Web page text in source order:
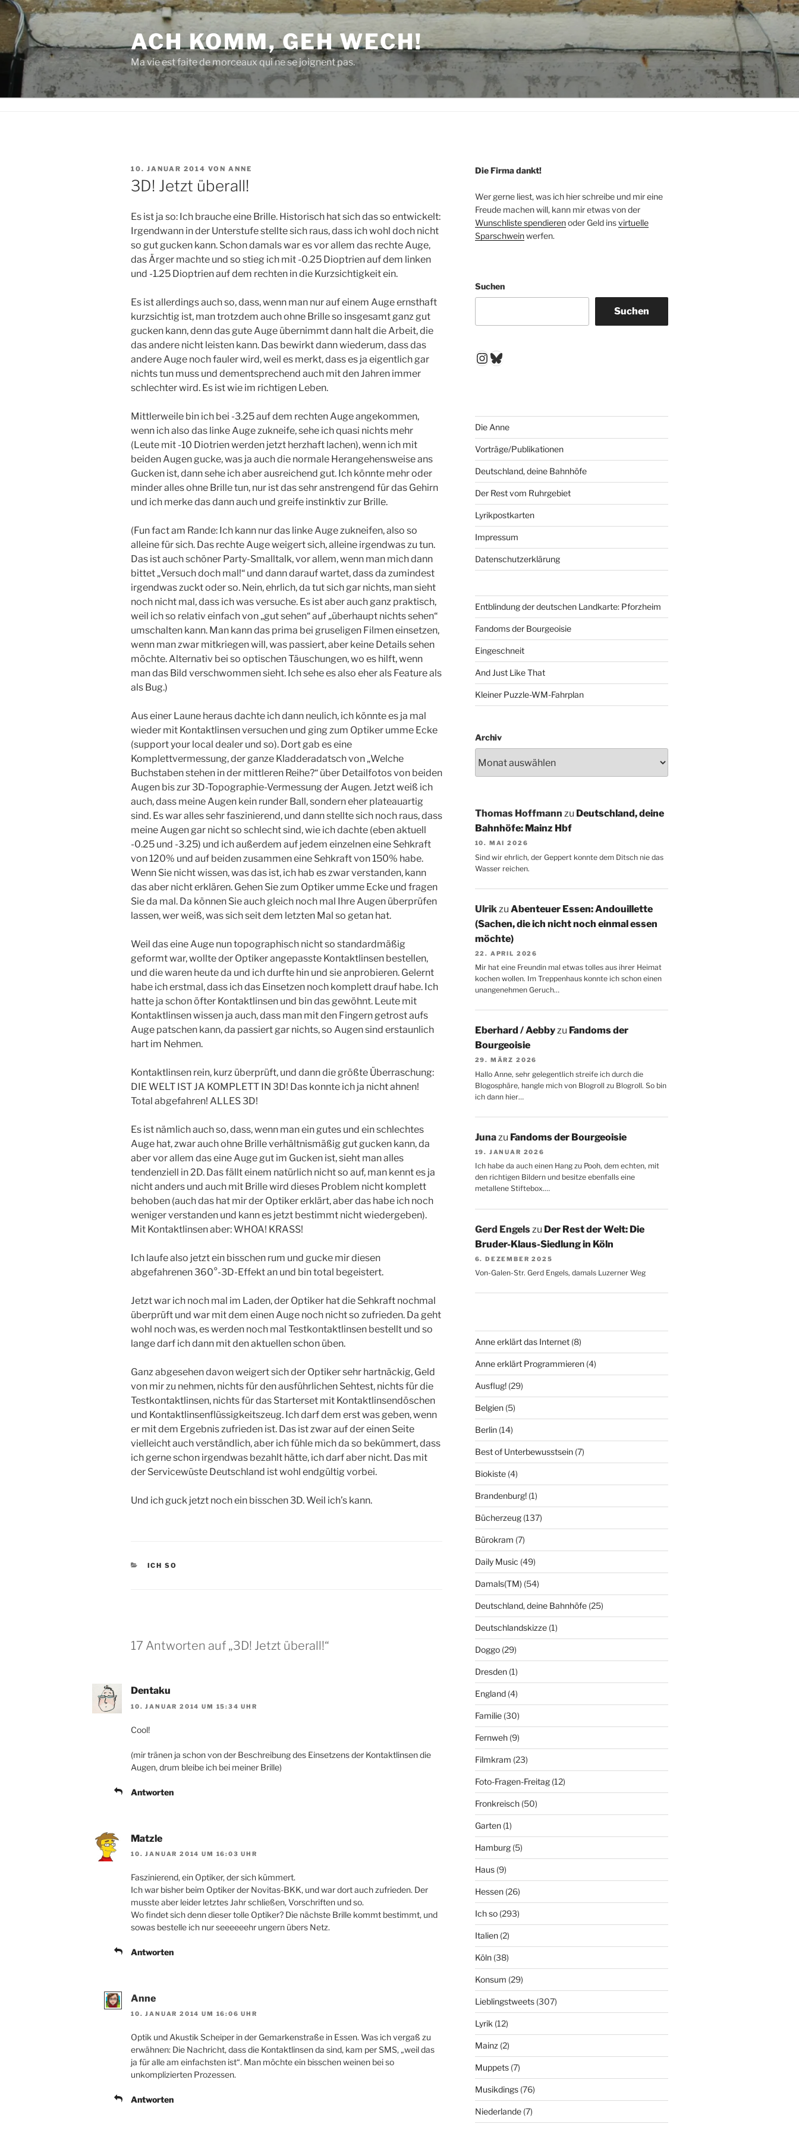
Zum
Inhalt
springen
ACH KOMM, GEH WECH!
Ma vie est faite de morceaux qui ne se joignent pas.
VERÖFFENTLICHT
AM
10. JANUAR 2014 VON ANNE
3D! Jetzt überall!
Es ist ja so: Ich brauche eine Brille. Historisch hat sich das so entwickelt:
Irgendwann in der Unterstufe stellte sich raus, dass ich wohl doch nicht
so gut gucken kann. Schon damals war es vor allem das rechte Auge,
das Ärger machte und so stieg ich mit -0.25 Dioptrien auf dem linken
und -1.25 Dioptrien auf dem rechten in die Kurzsichtigkeit ein.
Es ist allerdings auch so, dass, wenn man nur auf einem Auge ernsthaft
kurzsichtig ist, man trotzdem auch ohne Brille so insgesamt ganz gut
gucken kann, denn das gute Auge übernimmt dann halt die Arbeit, die
das andere nicht leisten kann. Das bewirkt dann wiederum, dass das
andere Auge noch fauler wird, weil es merkt, dass es ja eigentlich gar
nichts tun muss und dementsprechend auch mit den Jahren immer
schlechter wird. Es ist wie im richtigen Leben.
Mittlerweile bin ich bei -3.25 auf dem rechten Auge angekommen,
wenn ich also das linke Auge zukneife, sehe ich quasi nichts mehr
(Leute mit -10 Diotrien werden jetzt herzhaft lachen), wenn ich mit
beiden Augen gucke, was ja auch die normale Herangehensweise ans
Gucken ist, dann sehe ich aber ausreichend gut. Ich könnte mehr oder
minder alles ohne Brille tun, nur ist das sehr anstrengend für das Gehirn
und ich merke das dann auch und greife instinktiv zur Brille.
(Fun fact am Rande: Ich kann nur das linke Auge zukneifen, also so
alleine für sich. Das rechte Auge weigert sich, alleine irgendwas zu tun.
Das ist auch schöner Party-Smalltalk, vor allem, wenn man mich dann
bittet „Versuch doch mal!“ und dann darauf wartet, dass da zumindest
irgendwas zuckt oder so. Nein, ehrlich, da tut sich gar nichts, man sieht
noch nicht mal, dass ich was versuche. Es ist aber auch ganz praktisch,
weil ich so relativ einfach von „gut sehen“ auf „überhaupt nichts sehen“
umschalten kann. Man kann das prima bei gruseligen Filmen einsetzen,
wenn man zwar mitkriegen will, was passiert, aber keine Details sehen
möchte. Alternativ bei so optischen Täuschungen, wo es hilft, wenn
man das Bild verschwommen sieht. Ich sehe es also eher als Feature als
als Bug.)
Aus einer Laune heraus dachte ich dann neulich, ich könnte es ja mal
wieder mit Kontaktlinsen versuchen und ging zum Optiker umme Ecke
(support your local dealer und so). Dort gab es eine
Komplettvermessung, der ganze Kladderadatsch von „Welche
Buchstaben stehen in der mittleren Reihe?“ über Detailfotos von beiden
Augen bis zur 3D-Topographie-Vermessung der Augen. Jetzt weiß ich
auch, dass meine Augen kein runder Ball, sondern eher plateauartig
sind. Es war alles sehr faszinierend, und dann stellte sich noch raus, dass
meine Augen gar nicht so schlecht sind, wie ich dachte (eben aktuell
-0.25 und -3.25) und ich außerdem auf jedem einzelnen eine Sehkraft
von 120% und auf beiden zusammen eine Sehkraft von 150% habe.
Wenn Sie nicht wissen, was das ist, ich hab es zwar verstanden, kann
das aber nicht erklären. Gehen Sie zum Optiker umme Ecke und fragen
Sie da mal. Da können Sie auch gleich noch mal Ihre Augen überprüfen
lassen, wer weiß, was sich seit dem letzten Mal so getan hat.
Weil das eine Auge nun topographisch nicht so standardmäßig
geformt war, wollte der Optiker angepasste Kontaktlinsen bestellen,
und die waren heute da und ich durfte hin und sie anprobieren. Gelernt
habe ich erstmal, dass ich das Einsetzen noch komplett drauf habe. Ich
hatte ja schon öfter Kontaktlinsen und bin das gewöhnt. Leute mit
Kontaktlinsen wissen ja auch, dass man mit den Fingern getrost aufs
Auge patschen kann, da passiert gar nichts, so Augen sind erstaunlich
hart im Nehmen.
Kontaktlinsen rein, kurz überprüft, und dann die größte Überraschung:
DIE WELT IST JA KOMPLETT IN 3D! Das konnte ich ja nicht ahnen!
Total abgefahren! ALLES 3D!
Es ist nämlich auch so, dass, wenn man ein gutes und ein schlechtes
Auge hat, zwar auch ohne Brille verhältnismäßig gut gucken kann, da
aber vor allem das eine Auge gut im Gucken ist, sieht man alles
tendenziell in 2D. Das fällt einem natürlich nicht so auf, man kennt es ja
nicht anders und auch mit Brille wird dieses Problem nicht komplett
behoben (auch das hat mir der Optiker erklärt, aber das habe ich noch
weniger verstanden und kann es jetzt bestimmt nicht wiedergeben).
Mit Kontaktlinsen aber: WHOA! KRASS!
Ich laufe also jetzt ein bisschen rum und gucke mir diesen
abgefahrenen 360°-3D-Effekt an und bin total begeistert.
Jetzt war ich noch mal im Laden, der Optiker hat die Sehkraft nochmal
überprüft und war mit dem einen Auge noch nicht so zufrieden. Da geht
wohl noch was, es werden noch mal Testkontaktlinsen bestellt und so
lange darf ich dann mit den aktuellen schon üben.
Ganz abgesehen davon weigert sich der Optiker sehr hartnäckig, Geld
von mir zu nehmen, nichts für den ausführlichen Sehtest, nichts für die
Testkontaktlinsen, nichts für das Starterset mit Kontaktlinsendöschen
und Kontaktlinsenflüssigkeitszeug. Ich darf dem erst was geben, wenn
er mit dem Ergebnis zufrieden ist. Das ist zwar auf der einen Seite
vielleicht auch verständlich, aber ich fühle mich da so bekümmert, dass
ich gerne schon irgendwas bezahlt hätte, ich darf aber nicht. Das mit
der Servicewüste Deutschland ist wohl endgültig vorbei.
Und ich guck jetzt noch ein bisschen 3D. Weil ich’s kann.
KATEGORIEN
ICH SO
17 Antworten auf „3D! Jetzt überall!“
Dentaku
10. JANUAR 2014 UM 15:34 UHR
Cool!
(mir tränen ja schon von der Beschreibung des Einsetzens der Kontaktlinsen die
Augen, drum bleibe ich bei meiner Brille)
Antworten
Matzle
10. JANUAR 2014 UM 16:03 UHR
Faszinierend, ein Optiker, der sich kümmert.
Ich war bisher beim Optiker der Novitas-BKK, und war dort auch zufrieden. Der
musste aber leider letztes Jahr schließen, Vorschriften und so.
Wo findet sich denn dieser tolle Optiker? Die nächste Brille kommt bestimmt, und
sowas bestelle ich nur seeeeeehr ungern übers Netz.
Antworten
Anne
10. JANUAR 2014 UM 16:06 UHR
Optik und Akustik Scheiper in der Gemarkenstraße in Essen. Was ich vergaß zu
erwähnen: Die Nachricht, dass die Kontaktlinsen da sind, kam per SMS, „weil das
ja für alle am einfachsten ist“. Man möchte ein bisschen weinen bei so
unkomplizierten Prozessen.
Antworten
Die Firma dankt!
Wer gerne liest, was ich hier schreibe und mir eine
Freude machen will, kann mir etwas von der
Wunschliste spendierenoder Geld insvirtuelle
Sparschweinwerfen.
Suchen
Suchen
Instagram
Bluesky
Die Anne
Vorträge/Publikationen
Deutschland, deine Bahnhöfe
Der Rest vom Ruhrgebiet
Lyrikpostkarten
Impressum
Datenschutzerklärung
Entblindung der deutschen Landkarte: Pforzheim
Fandoms der Bourgeoisie
Eingeschneit
And Just Like That
Kleiner Puzzle-WM-Fahrplan
Archiv
Thomas Hoffmann zu Deutschland, deine
Bahnhöfe: Mainz Hbf
10. MAI 2026
Sind wir ehrlich, der Geppert konnte dem Ditsch nie das
Wasser reichen.
Ulrikzu Abenteuer Essen: Andouillette
(Sachen, die ich nicht noch einmal essen
möchte)
22. APRIL 2026
Mir hat eine Freundin mal etwas tolles aus ihrer Heimat
kochen wollen. Im Treppenhaus konnte ich schon einen
unangenehmen Geruch…
Eberhard / Aebbyzu Fandoms der
Bourgeoisie
29. MÄRZ 2026
Hallo Anne, sehr gelegentlich streife ich durch die
Blogosphäre, hangle mich von Blogroll zu Blogroll. So bin
ich dann hier…
Junazu Fandoms der Bourgeoisie
19. JANUAR 2026
Ich habe da auch einen Hang zu Pooh, dem echten, mit
den richtigen Bildern und besitze ebenfalls eine
metallene Stiftebox.…
Gerd Engelszu Der Rest der Welt: Die
Bruder-Klaus-Siedlung in Köln
6. DEZEMBER 2025
Von-Galen-Str. Gerd Engels, damals Luzerner Weg
Anne erklärt das Internet(8)
Anne erklärt Programmieren(4)
Ausflug!(29)
Belgien(5)
Berlin(14)
Best of Unterbewusstsein(7)
Biokiste(4)
Brandenburg!(1)
Bücherzeug(137)
Bürokram (7)
Daily Music (49)
Damals(TM) (54)
Deutschland, deine Bahnhöfe(25)
Deutschlandskizze(1)
Doggo(29)
Dresden(1)
England(4)
Familie(30)
Fernweh(9)
Filmkram (23)
Foto-Fragen-Freitag(12)
Fronkreisch(50)
Garten(1)
Hamburg(5)
Haus(9)
Hessen(26)
Ich so(293)
Italien(2)
Köln(38)
Konsum (29)
Lieblingstweets(307)
Lyrik (12)
Mainz (2)
Muppets(7)
Musikdings(76)
Niederlande(7)